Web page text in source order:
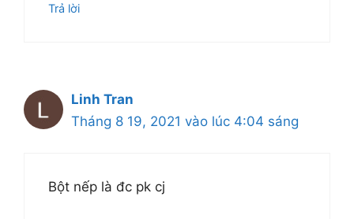
Trả lời
Linh Tran
Tháng 8 19, 2021 vào lúc 4:04 sáng
Bột nếp là đc pk cj